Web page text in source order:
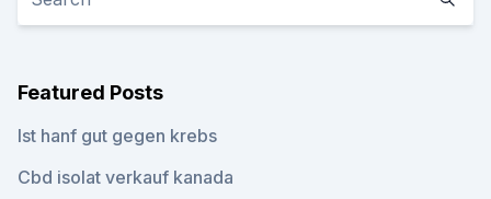
Featured Posts
Ist hanf gut gegen krebs
Cbd isolat verkauf kanada